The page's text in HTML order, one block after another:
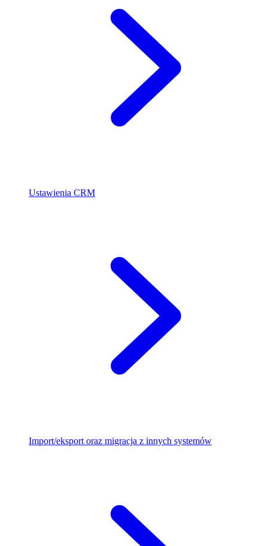
Ustawienia CRM
Import/eksport oraz migracja z innych systemów